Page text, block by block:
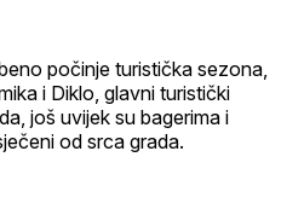
počinje turistička sezona,
i Diklo, glavni turistički
još uvijek su bagerima i
od srca grada.